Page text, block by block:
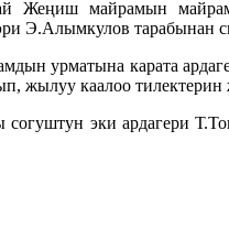
Жеңиш майрамын
Э.Алымкулов тарабынан
урматына карата
жылуу каалоо тилектерин
эки ардагери